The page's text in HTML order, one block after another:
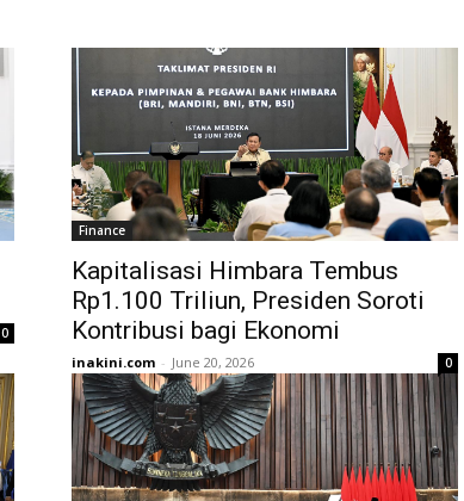
0
Finance
Kapitalisasi Himbara Tembus
Rp1.100 Triliun, Presiden Soroti
Kontribusi bagi Ekonomi
inakini.com - June 20, 2026 0